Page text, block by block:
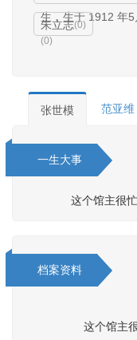
生，生于 1912 年5
(0)
朱立志(0)
张世模 范亚维
一生大事
这个馆主很
档案资料
这个馆主